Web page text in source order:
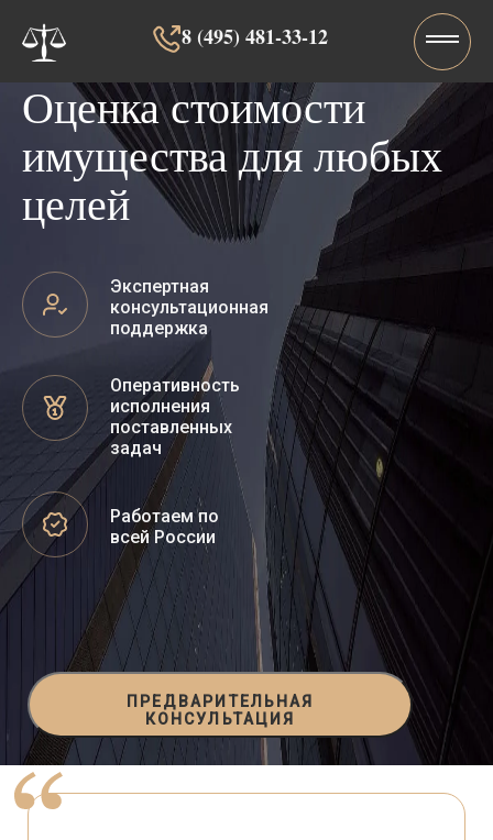
8 (495) 481-33-12‬‬
Оценка стоимости
имущества для любых
целей
Экспертная
консультационная
поддержка
Оперативность
исполнения
поставленных
задач
Работаем по
всей России
ПРЕДВАРИТЕЛЬНАЯ
КОНСУЛЬТАЦИЯ